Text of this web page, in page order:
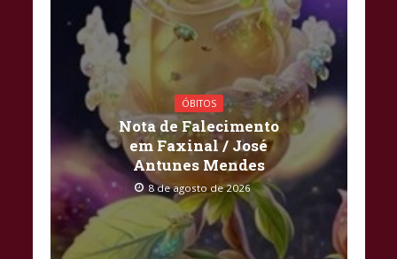
ÓBITOS
Nota de Falecimento
em Faxinal / José
Antunes Mendes
8 de agosto de 2026